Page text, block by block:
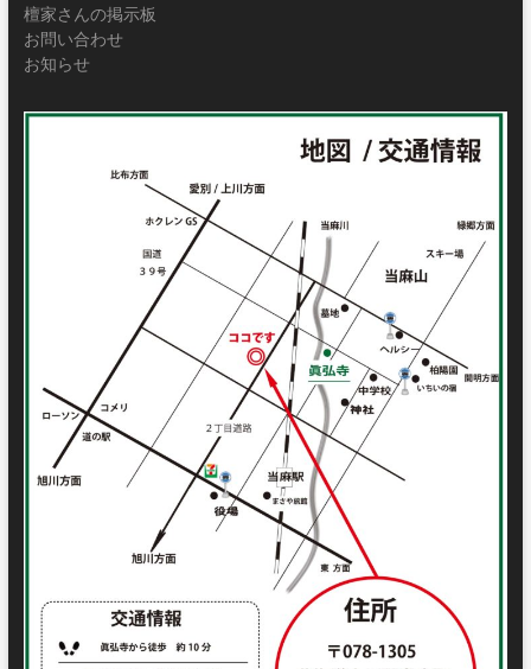
檀家さんの掲示板
お問い合わせ
お知らせ